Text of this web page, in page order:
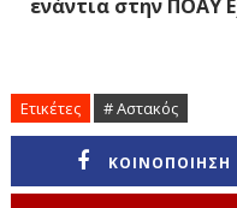
ενάντια στην ΠΟΑΥ
Ετικέτες # Αστακός
ΚΟΙΝΟΠΟΙΗΣΗ